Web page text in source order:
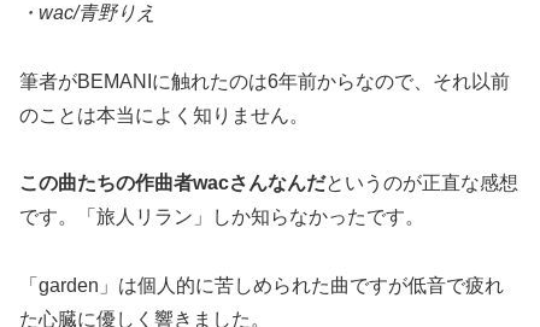
・wac/青野りえ
筆者がBEMANIに触れたのは6年前からなので、それ以前
のことは本当によく知りません。
この曲たちの作曲者wacさんなんだというのが正直な感想
です。「旅人リラン」しか知らなかったです。
「garden」は個人的に苦しめられた曲ですが低音で疲れ
た心臓に優しく響きました。